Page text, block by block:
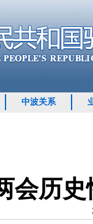
中波关系
会历